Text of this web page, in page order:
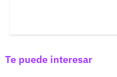
Te puede interesar